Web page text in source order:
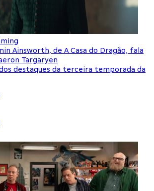
Ainsworth, de A Casa do Dragão, fala
Targaryen
destaques da terceira temporada da